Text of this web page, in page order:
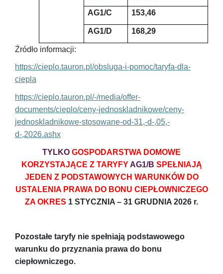
AG1/C 153,46
AG1/D 168,29
Źródło informacji:
https://cieplo.tauron.pl/obsluga-i-pomoc/taryfa-dla-
ciepla
https://cieplo.tauron.pl/-/media/offer-
documents/cieplo/ceny-jednoskladnikowe/ceny-
jednoskladnikowe-stosowane-od-31,-d-,05,-
d-,2026.ashx
TYLKO GOSPODARSTWA DOMOWE
KORZYSTAJĄCE Z TARYFY AG1/B SPEŁNIAJĄ
JEDEN Z PODSTAWOWYCH WARUNKÓW DO
USTALENIA PRAWA DO BONU CIEPŁOWNICZEGO
ZA OKRES 1 STYCZNIA – 31 GRUDNIA 2026 r.
Pozostałe taryfy nie spełniają podstawowego
warunku do przyznania prawa do bonu
ciepłowniczego.